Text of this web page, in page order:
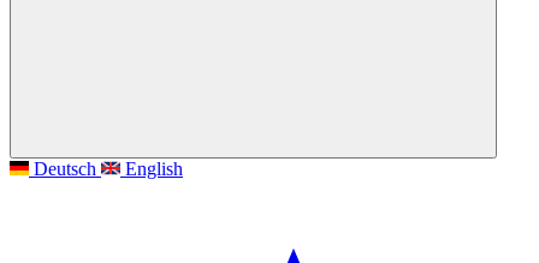
Deutsch English